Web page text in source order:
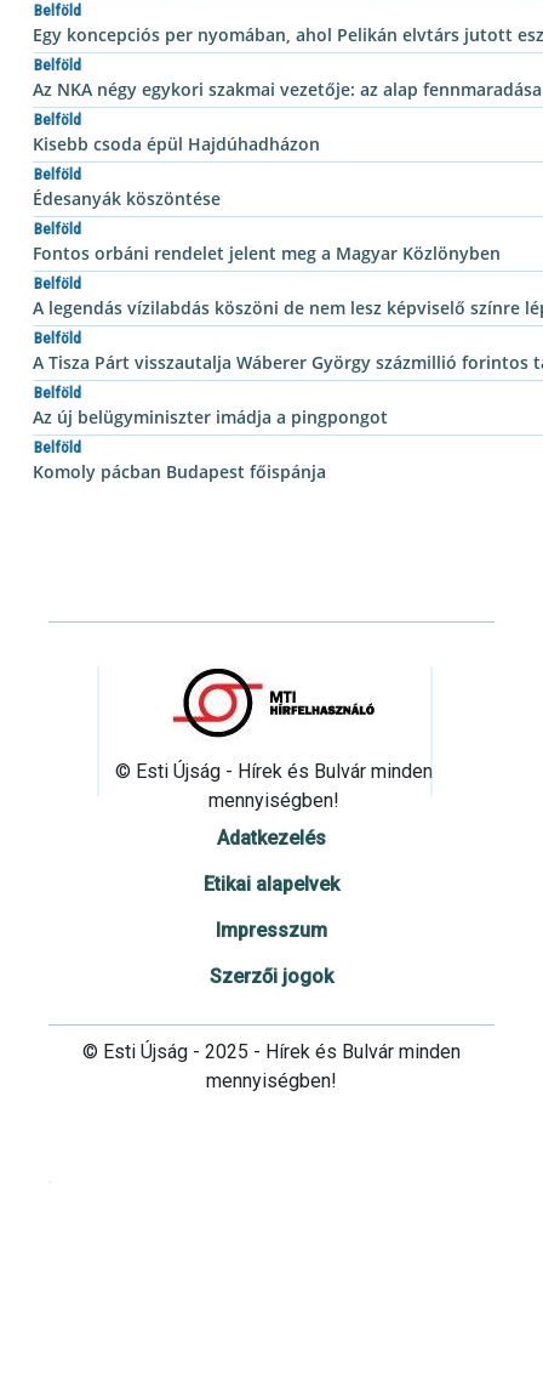
Belföld
Egy koncepciós per nyomában, ahol Pelikán elvtárs jutott
Belföld
Az NKA négy egykori szakmai vezetője: az alap
Belföld
Kisebb csoda épül Hajdúhadházon
Belföld
Édesanyák köszöntése
Belföld
Fontos orbáni rendelet jelent meg a Magyar Közlönyben
Belföld
A legendás vízilabdás köszöni de nem lesz képviselő színre
Belföld
A Tisza Párt visszautalja Wáberer György százmillió forintos
Belföld
Az új belügyminiszter imádja a pingpongot
Belföld
Komoly pácban Budapest főispánja
© Esti Újság - Hírek és Bulvár minden
mennyiségben!
Adatkezelés
Etikai alapelvek
Impresszum
Szerzői jogok
© Esti Újság - 2025 - Hírek és Bulvár minden
mennyiségben!